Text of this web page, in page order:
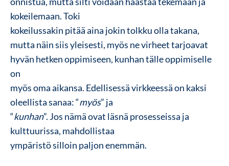
kokeilemaan. Toki
kokeilussakin pitää aina jokin tolkku olla takana,
mutta näin siis yleisesti, myös ne virheet tarjoavat
hyvän hetken oppimiseen, kunhan tälle oppimiselle
on
myös oma aikansa. Edellisessä virkkeessä on kaksi
oleellista sanaa: “myös” ja
“kunhan”. Jos nämä ovat läsnä prosesseissa ja
kulttuurissa, mahdollistaa
ympäristö silloin paljon enemmän.